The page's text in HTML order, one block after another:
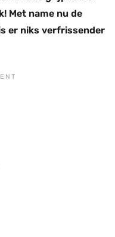
Met name nu de
er niks verfrissender